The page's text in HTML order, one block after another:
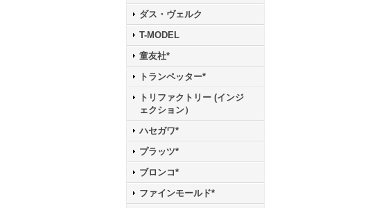
ダス・ヴェルク
T-MODEL
童友社*
トランペッター*
トリファクトリー (インジ
ェクション）
ハセガワ*
プラッツ*
ブロンコ*
ファインモールド*